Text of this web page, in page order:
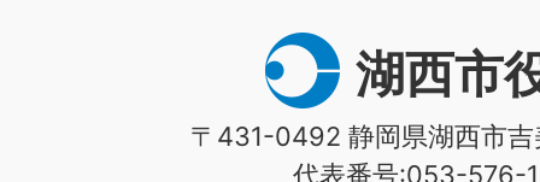
湖西市
〒431-0492 静岡県湖西市
代表番号:053-576-